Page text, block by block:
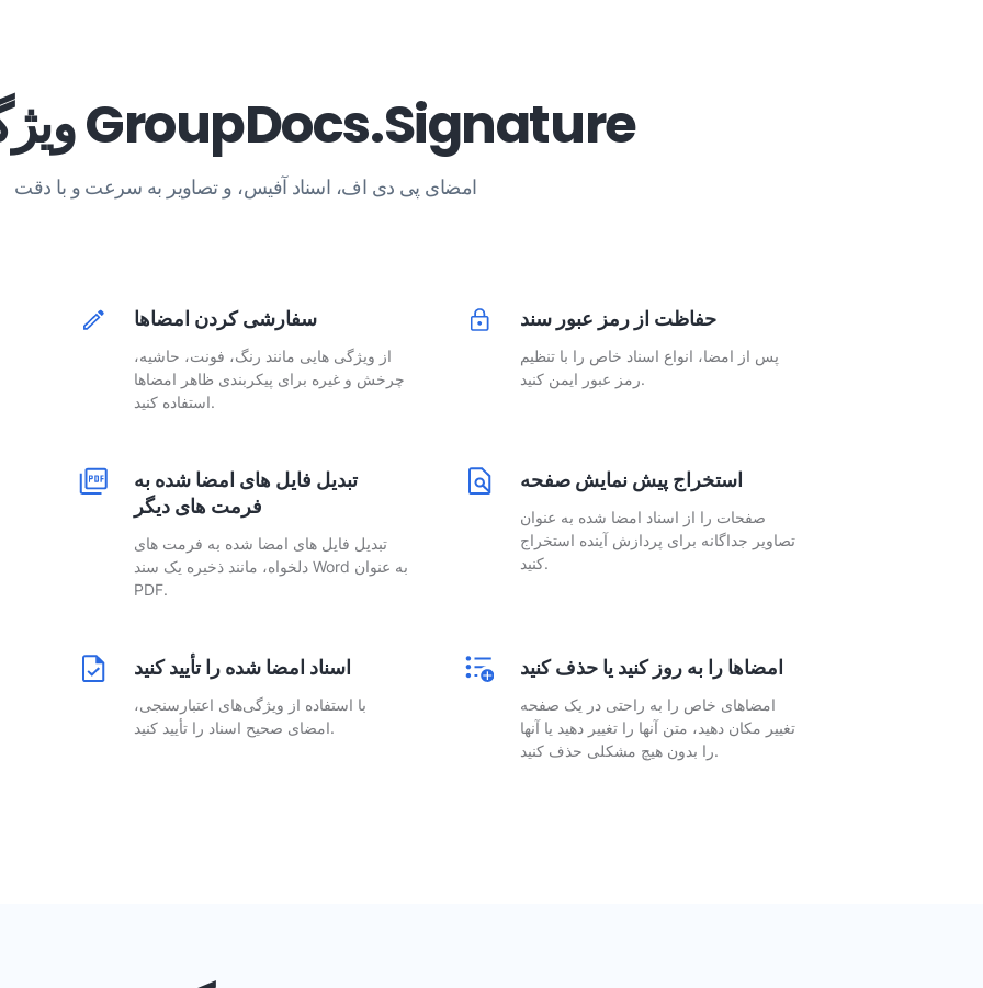
ویژگی های GroupDocs.Signature
امضای پی دی اف، اسناد آفیس، و تصاویر به سرعت و با دقت
سفارشی کردن امضاها
از ویژگی هایی مانند رنگ، فونت، حاشیه،
چرخش و غیره برای پیکربندی ظاهر امضاها
استفاده کنید.
حفاظت از رمز عبور سند
پس از امضا، انواع اسناد خاص را با تنظیم
رمز عبور ایمن کنید.
تبدیل فایل های امضا شده به
فرمت های دیگر
تبدیل فایل های امضا شده به فرمت های
دلخواه، مانند ذخیره یک سند Word به عنوان
PDF.
استخراج پیش نمایش صفحه
صفحات را از اسناد امضا شده به عنوان
تصاویر جداگانه برای پردازش آینده استخراج
کنید.
اسناد امضا شده را تأیید کنید
با استفاده از ویژگی‌های اعتبارسنجی،
امضای صحیح اسناد را تأیید کنید.
امضاها را به روز کنید یا حذف کنید
امضاهای خاص را به راحتی در یک صفحه
تغییر مکان دهید، متن آنها را تغییر دهید یا آنها
را بدون هیچ مشکلی حذف کنید.